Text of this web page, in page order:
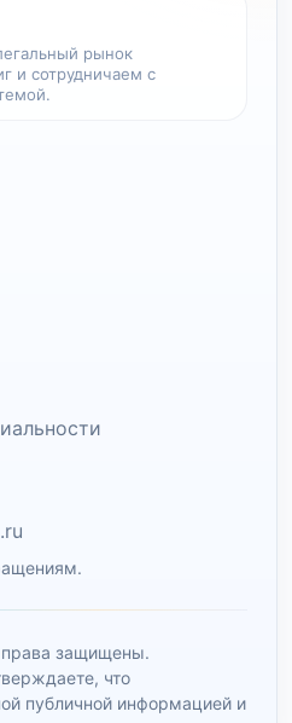
рынок
и сотрудничаем с
защищены.
что
публичной информацией и